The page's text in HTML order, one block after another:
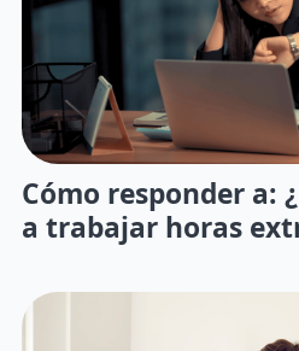
Cómo responder a:
a trabajar horas